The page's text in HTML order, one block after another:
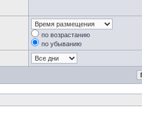
по возрастанию
по убыванию